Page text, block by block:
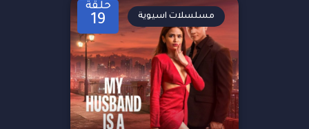
حلقة
19 مسلسلات اسيوية